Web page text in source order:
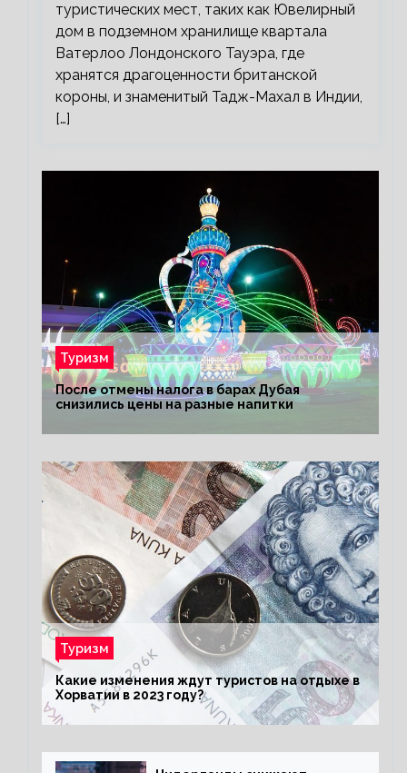
туристических мест, таких как Ювелирный
дом в подземном хранилище квартала
Ватерлоо Лондонского Тауэра, где
хранятся драгоценности британской
короны, и знаменитый Тадж-Махал в Индии,
[…]
Туризм
После отмены налога в барах Дубая
снизились цены на разные напитки
Туризм
Какие изменения ждут туристов на отдыхе в
Хорватии в 2023 году?